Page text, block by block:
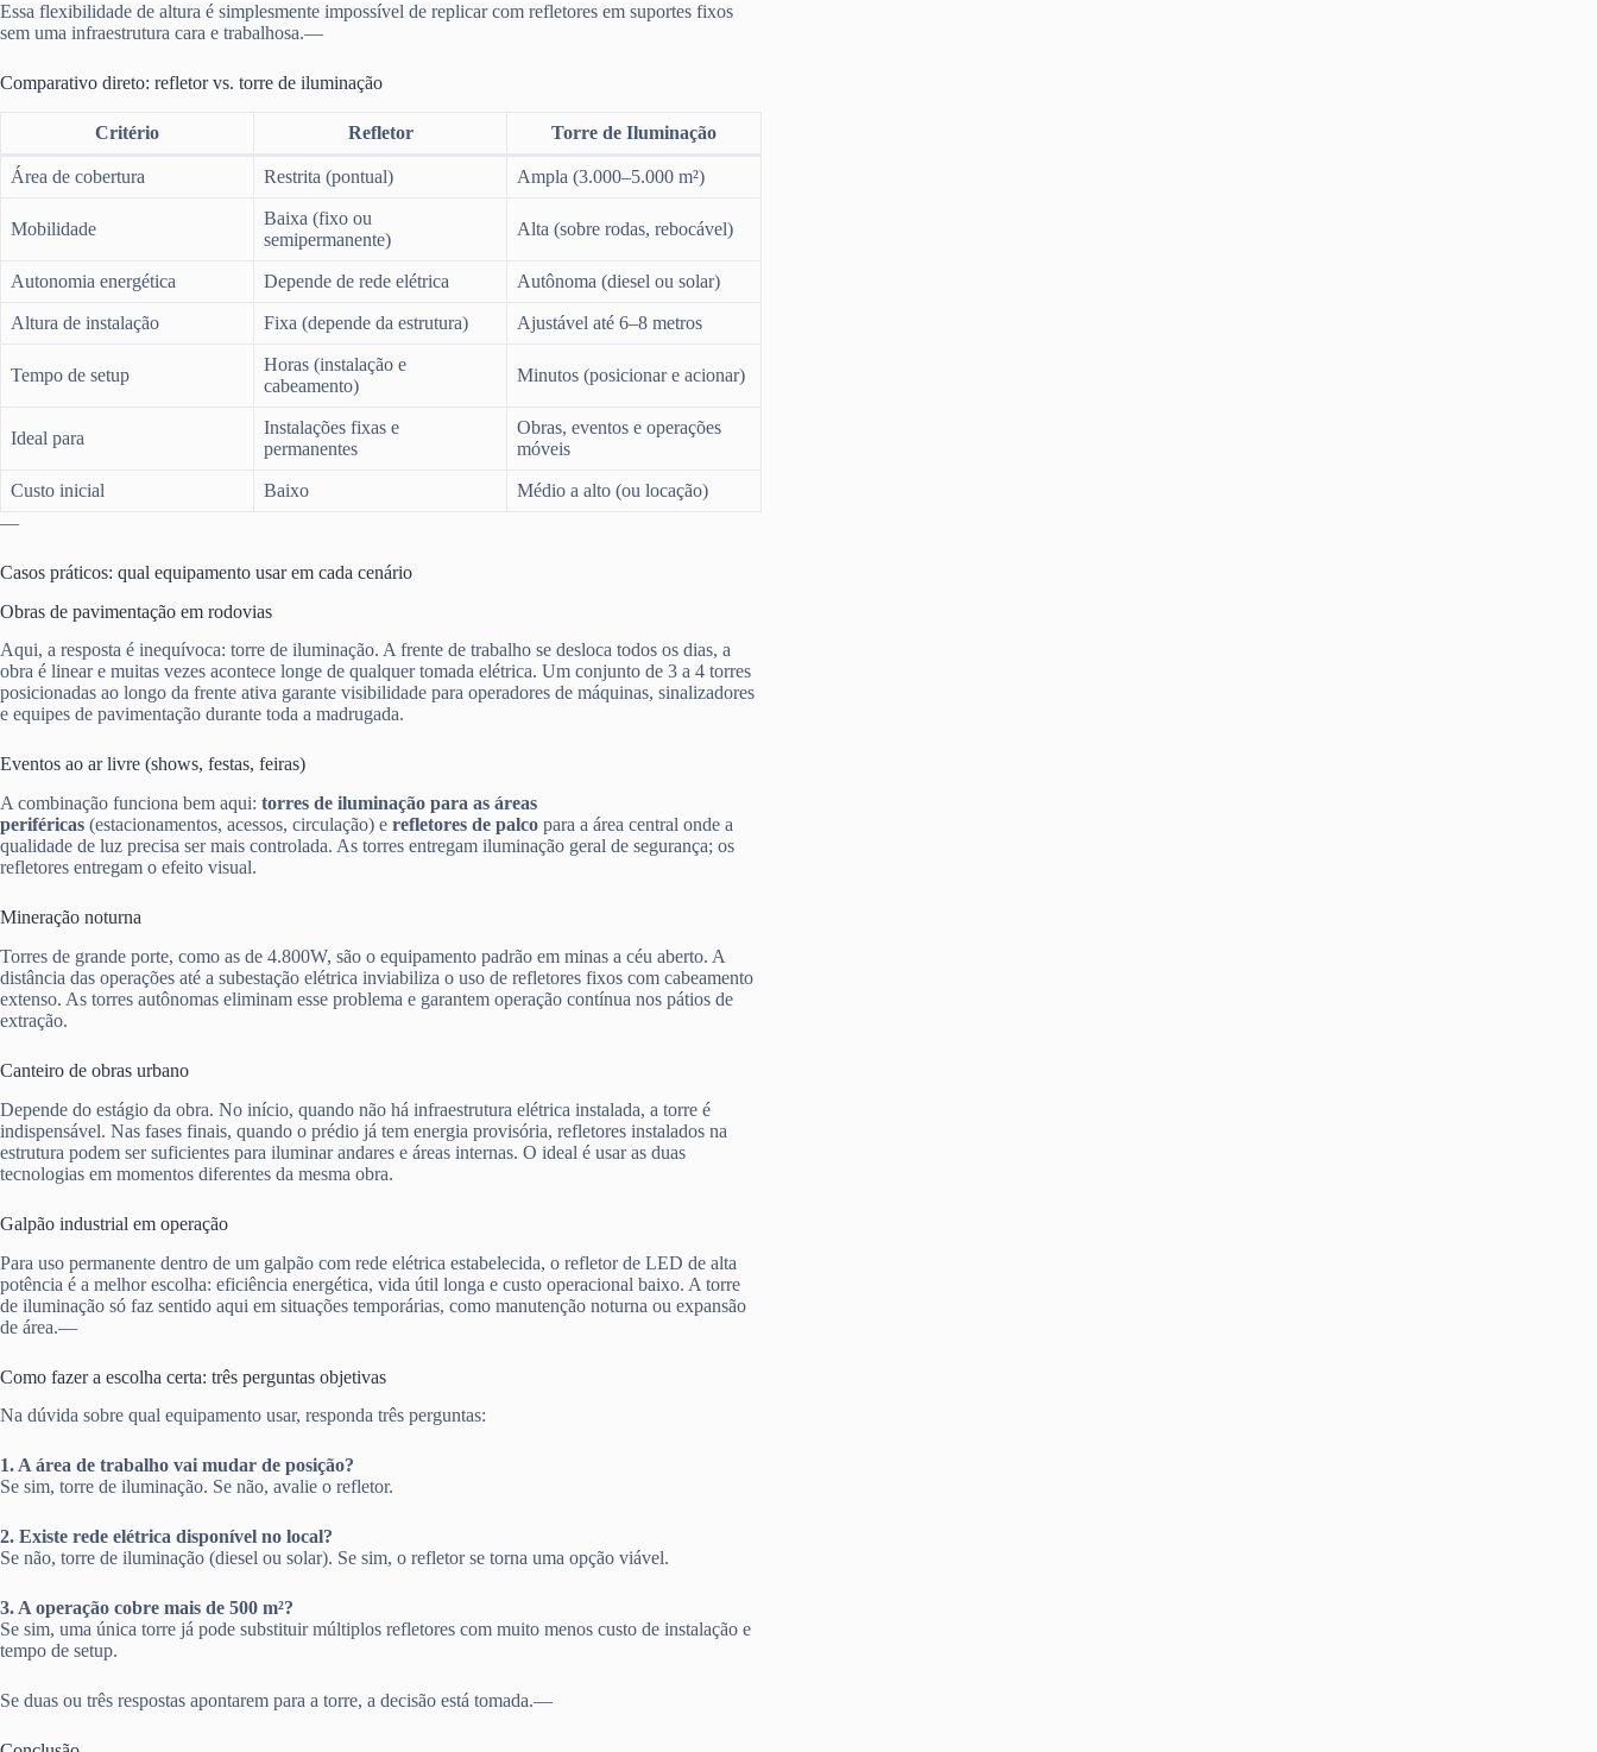
Essa flexibilidade de altura é simplesmente impossível de replicar com refletores em suportes fixos
sem uma infraestrutura cara e trabalhosa.—
Comparativo direto: refletor vs. torre de iluminação
Critério Refletor Torre de Iluminação
Área de cobertura Restrita (pontual) Ampla (3.000–5.000 m²)
Mobilidade
Baixa (fixo ou
semipermanente)
Alta (sobre rodas, rebocável)
Autonomia energética Depende de rede elétrica Autônoma (diesel ou solar)
Altura de instalação Fixa (depende da estrutura) Ajustável até 6–8 metros
Tempo de setup
Horas (instalação e
cabeamento)
Minutos (posicionar e acionar)
Ideal para
Instalações fixas e
permanentes
Obras, eventos e operações
móveis
Custo inicial Baixo
Médio a alto (ou locação)
—
Casos práticos: qual equipamento usar em cada cenário
Obras de pavimentação em rodovias
Aqui, a resposta é inequívoca: torre de iluminação. A frente de trabalho se desloca todos os dias, a
obra é linear e muitas vezes acontece longe de qualquer tomada elétrica. Um conjunto de 3 a 4 torres
posicionadas ao longo da frente ativa garante visibilidade para operadores de máquinas, sinalizadores
e equipes de pavimentação durante toda a madrugada.
Eventos ao ar livre (shows, festas, feiras)
A combinação funciona bem aqui: torres de iluminação para as áreas
periféricas (estacionamentos, acessos, circulação) e refletores de palco para a área central onde a
qualidade de luz precisa ser mais controlada. As torres entregam iluminação geral de segurança; os
refletores entregam o efeito visual.
Mineração noturna
Torres de grande porte, como as de 4.800W, são o equipamento padrão em minas a céu aberto. A
distância das operações até a subestação elétrica inviabiliza o uso de refletores fixos com cabeamento
extenso. As torres autônomas eliminam esse problema e garantem operação contínua nos pátios de
extração.
Canteiro de obras urbano
Depende do estágio da obra. No início, quando não há infraestrutura elétrica instalada, a torre é
indispensável. Nas fases finais, quando o prédio já tem energia provisória, refletores instalados na
estrutura podem ser suficientes para iluminar andares e áreas internas. O ideal é usar as duas
tecnologias em momentos diferentes da mesma obra.
Galpão industrial em operação
Para uso permanente dentro de um galpão com rede elétrica estabelecida, o refletor de LED de alta
potência é a melhor escolha: eficiência energética, vida útil longa e custo operacional baixo. A torre
de iluminação só faz sentido aqui em situações temporárias, como manutenção noturna ou expansão
de área.—
Como fazer a escolha certa: três perguntas objetivas
Na dúvida sobre qual equipamento usar, responda três perguntas:
1. A área de trabalho vai mudar de posição?
Se sim, torre de iluminação. Se não, avalie o refletor.
2. Existe rede elétrica disponível no local?
Se não, torre de iluminação (diesel ou solar). Se sim, o refletor se torna uma opção viável.
3. A operação cobre mais de 500 m²?
Se sim, uma única torre já pode substituir múltiplos refletores com muito menos custo de instalação e
tempo de setup.
Se duas ou três respostas apontarem para a torre, a decisão está tomada.—